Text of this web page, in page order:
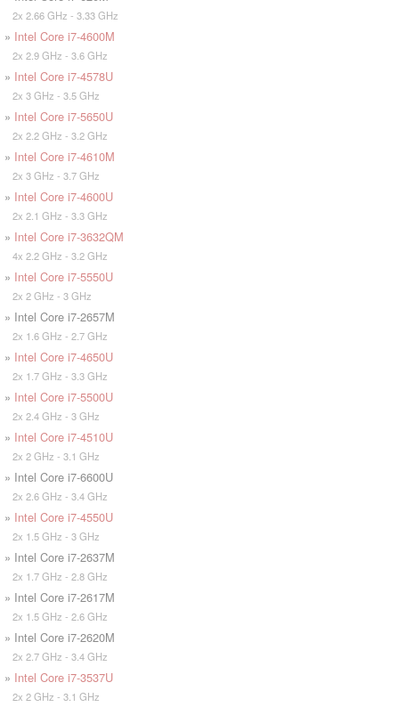
2x 2.66 GHz - 3.33 GHz
» Intel Core i7-4600M
2x 2.9 GHz - 3.6 GHz
» Intel Core i7-4578U
2x 3 GHz - 3.5 GHz
» Intel Core i7-5650U
2x 2.2 GHz - 3.2 GHz
» Intel Core i7-4610M
2x 3 GHz - 3.7 GHz
» Intel Core i7-4600U
2x 2.1 GHz - 3.3 GHz
» Intel Core i7-3632QM
4x 2.2 GHz - 3.2 GHz
» Intel Core i7-5550U
2x 2 GHz - 3 GHz
» Intel Core i7-2657M
2x 1.6 GHz - 2.7 GHz
» Intel Core i7-4650U
2x 1.7 GHz - 3.3 GHz
» Intel Core i7-5500U
2x 2.4 GHz - 3 GHz
» Intel Core i7-4510U
2x 2 GHz - 3.1 GHz
» Intel Core i7-6600U
2x 2.6 GHz - 3.4 GHz
» Intel Core i7-4550U
2x 1.5 GHz - 3 GHz
» Intel Core i7-2637M
2x 1.7 GHz - 2.8 GHz
» Intel Core i7-2617M
2x 1.5 GHz - 2.6 GHz
» Intel Core i7-2620M
2x 2.7 GHz - 3.4 GHz
» Intel Core i7-3537U
2x 2 GHz - 3.1 GHz